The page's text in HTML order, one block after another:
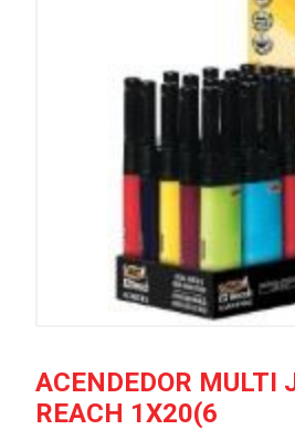
ACENDEDOR MULTI
REACH 1X20(6